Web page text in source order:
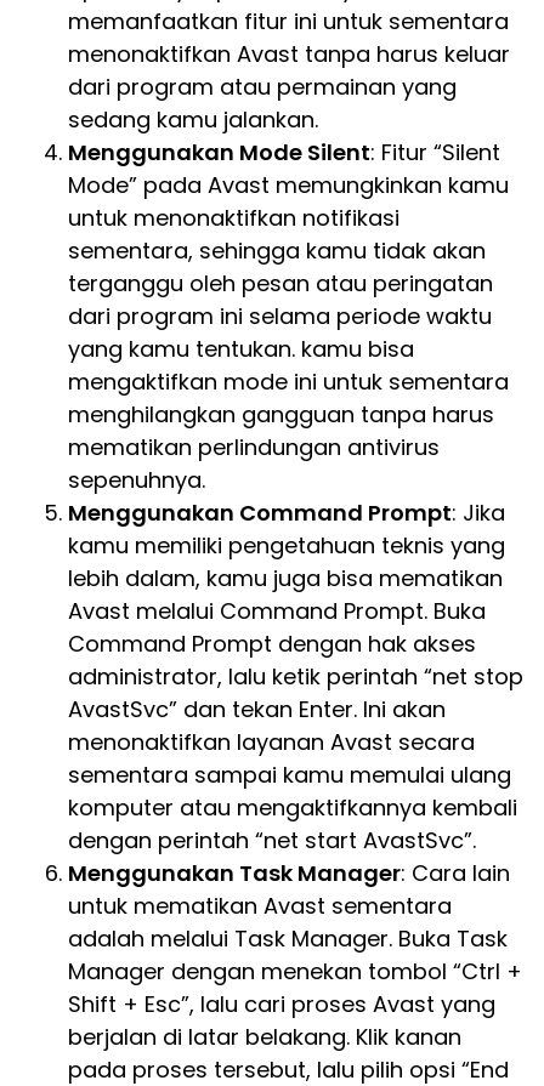
memanfaatkan fitur ini untuk sementara
menonaktifkan Avast tanpa harus keluar
dari program atau permainan yang
sedang kamu jalankan.
Menggunakan Mode Silent: Fitur “Silent
Mode” pada Avast memungkinkan kamu
untuk menonaktifkan notifikasi
sementara, sehingga kamu tidak akan
terganggu oleh pesan atau peringatan
dari program ini selama periode waktu
yang kamu tentukan. kamu bisa
mengaktifkan mode ini untuk sementara
menghilangkan gangguan tanpa harus
mematikan perlindungan antivirus
sepenuhnya.
Menggunakan Command Prompt: Jika
kamu memiliki pengetahuan teknis yang
lebih dalam, kamu juga bisa mematikan
Avast melalui Command Prompt. Buka
Command Prompt dengan hak akses
administrator, lalu ketik perintah “net stop
AvastSvc” dan tekan Enter. Ini akan
menonaktifkan layanan Avast secara
sementara sampai kamu memulai ulang
komputer atau mengaktifkannya kembali
dengan perintah “net start AvastSvc”.
Menggunakan Task Manager: Cara lain
untuk mematikan Avast sementara
adalah melalui Task Manager. Buka Task
Manager dengan menekan tombol “Ctrl +
Shift + Esc”, lalu cari proses Avast yang
berjalan di latar belakang. Klik kanan
pada proses tersebut, lalu pilih opsi “End